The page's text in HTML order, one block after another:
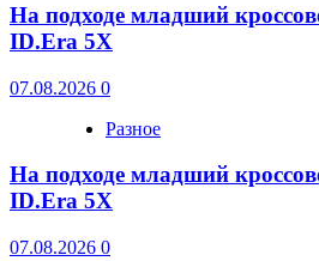
На подходе младший
ID.Era 5X
07.08.2026 0
Разное
На подходе младший
ID.Era 5X
07.08.2026 0